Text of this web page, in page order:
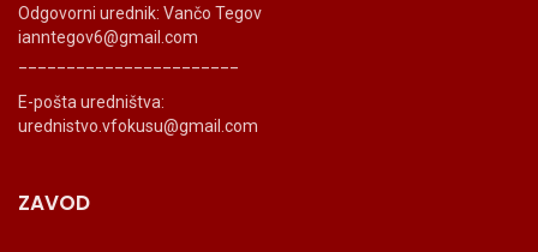
Odgovorni urednik: Vančo Tegov
ianntegov6@gmail.com
E-pošta uredništva:
urednistvo.vfokusu@gmail.com
ZAVOD